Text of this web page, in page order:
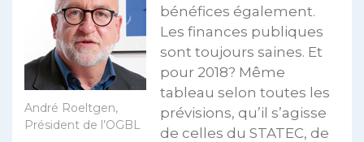
André Roeltgen,
Président de l’OGBL
bénéfices également.
Les finances publiques
sont toujours saines. Et
pour 2018? Même
tableau selon toutes les
prévisions, qu’il s’agisse
de celles du STATEC, de